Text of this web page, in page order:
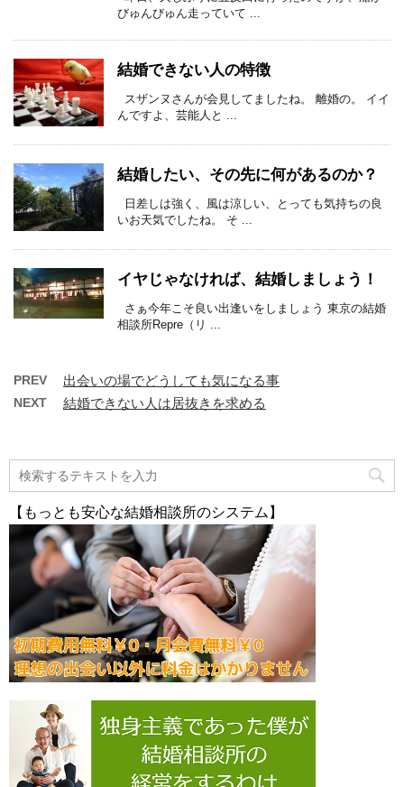
びゅんびゅん走っていて ...
結婚できない人の特徴
スザンヌさんが会見してましたね。 離婚の。 イイ
んですよ、芸能人と ...
結婚したい、その先に何があるのか？
日差しは強く、風は涼しい、とっても気持ちの良
いお天気でしたね。 そ ...
イヤじゃなければ、結婚しましょう！
さぁ今年こそ良い出逢いをしましょう 東京の結婚
相談所Repre（リ ...
PREV 出会いの場でどうしても気になる事
NEXT 結婚できない人は居抜きを求める
【もっとも安心な結婚相談所のシステム】